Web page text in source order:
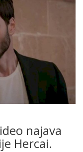
najava
Hercai.